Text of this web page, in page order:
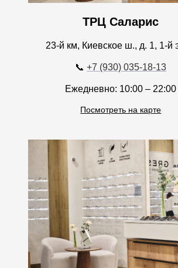
ТРЦ Саларис
23-й км, Киевское ш., д. 1, 1-й
📞+7 (930) 035-18-13
Ежедневно: 10:00 – 22:00
Посмотреть на карте